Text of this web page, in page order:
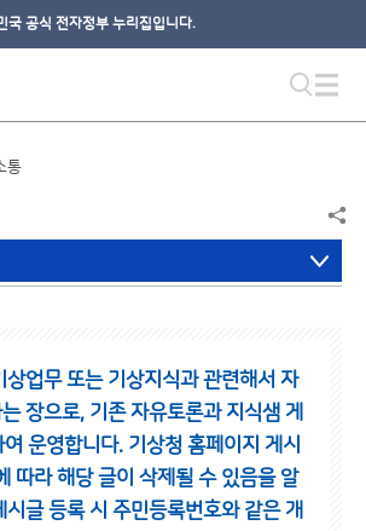
국 공식 전자정부 누리집입니다.
통
상업무 또는 기상지식과 관련해서 자
장으로, 기존 자유토론과 지식샘 게
운영합니다. 기상청 홈페이지 게시
따라 해당 글이 삭제될 수 있음을 알
시글 등록 시 주민등록번호와 같은 개